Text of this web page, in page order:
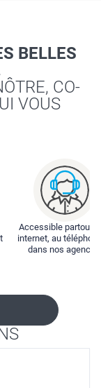
BELLES
CO-
VOUS
Accessible partout :
internet, au
dans nos